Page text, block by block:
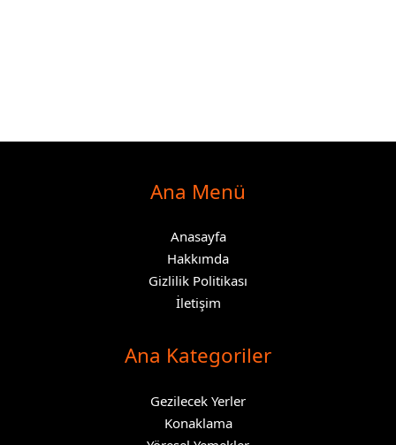
Ana Menü
Anasayfa
Hakkımda
Gizlilik Politikası
İletişim
Ana Kategoriler
Gezilecek Yerler
Konaklama